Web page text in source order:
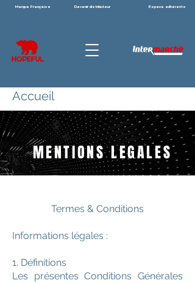
Marque Française Devenir distributeur Espace adhérents
Accueil
MENTIONS LEGALES
Termes & Conditions
Informations légales :
1. Définitions
Les présentes Conditions Générales